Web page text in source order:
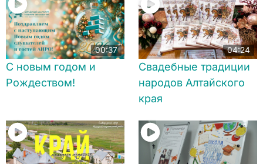
00:37
С новым годом и
Рождеством!
04:24
Свадебные традиции
народов Алтайского
края